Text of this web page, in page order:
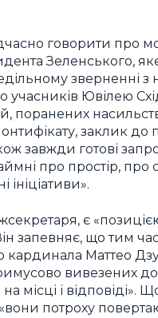
говорити про
Зеленського,
зверненні
учасників Ювілею
поранених
заклик
завжди готові
про простір, про
ініціативи».
є
запевняє, що тим
кардинала Маттео
вивезених
місці і відповіді».
потроху